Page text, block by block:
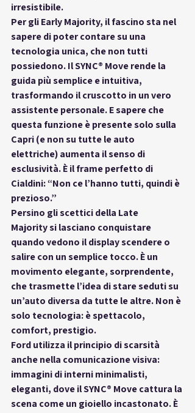
irresistibile.
Per gli Early Majority, il fascino sta nel
sapere di poter contare su una
tecnologia unica, che non tutti
possiedono. Il SYNC® Move rende la
guida più semplice e intuitiva,
trasformando il cruscotto in un vero
assistente personale. E sapere che
questa funzione è presente solo sulla
Capri (e non su tutte le auto
elettriche) aumenta il senso di
esclusività. È il frame perfetto di
Cialdini: “Non ce l’hanno tutti, quindi è
prezioso.”
Persino gli scettici della Late
Majority si lasciano conquistare
quando vedono il display scendere o
salire con un semplice tocco. È un
movimento elegante, sorprendente,
che trasmette l’idea di stare seduti su
un’auto diversa da tutte le altre. Non è
solo tecnologia: è spettacolo,
comfort, prestigio.
Ford utilizza il principio di scarsità
anche nella comunicazione visiva:
immagini di interni minimalisti,
eleganti, dove il SYNC® Move cattura la
scena come un gioiello incastonato. È